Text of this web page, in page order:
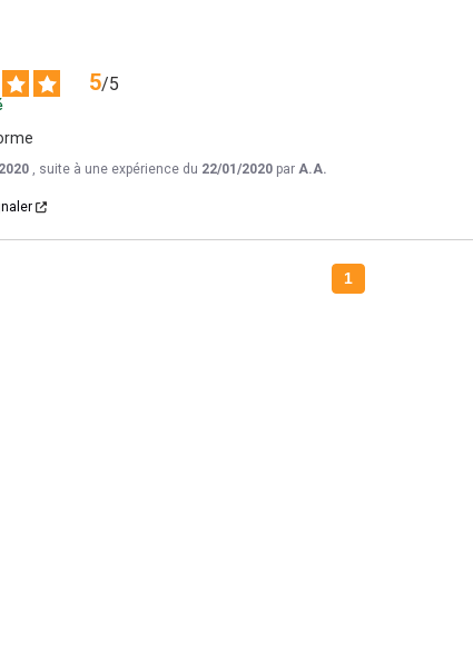
5/5
, suite à une expérience du 22/01/2020 parA.A.
1